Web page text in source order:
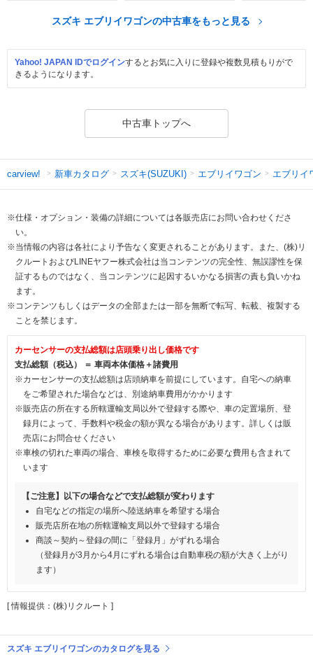
スズキ エブリイワゴンの中古車をもっと見る
Yahoo! JAPAN IDでログインするとお気に入りに登録や複数見積もりがで
きるようになります。
中古車トップへ
carview! 新車カタログ スズキ(SUZUKI) エブリイワゴン エブリイ
※仕様・オプション・装備の詳細については各販売店にお問い合わせくださ
い。
※当情報の内容は各社により予告なく変更されることがあります。また、(株)リ
クルートおよびLINEヤフー株式会社は当コンテンツの完全性、無誤謬性を保
証するものではなく、当コンテンツに起因するいかなる損害の責も負いかね
ます。
※コンテンツもしくはデータの全部または一部を無断で転写、転載、複製する
ことを禁じます。
カーセンサーの支払総額は店頭乗り出し価格です
支払総額（税込） ＝ 車両本体価格＋諸費用
※カーセンサーの支払総額は店頭納車を前提にしています。自宅への納車
をご希望された場合などは、別途納車費用がかかります
※販売店の所在する所轄運輸支局以外で登録する際や、車の定置場所、登
録月によって、手数料や税金の額が異なる場合があります。詳しくは販
売店にお問合せください
※車検の切れた車両の場合、車検を取得するために必要な費用も含まれて
います
【ご注意】以下の場合などで支払総額が変わります
自宅などの指定の場所へ陸送納車を希望する場合
販売店所在地の所轄運輸支局以外で登録する場合
商談～契約～登録の間に「登録月」がずれる場合
（登録月が3月から4月にずれる場合は自動車税の額が大きく上がり
ます）
[ 情報提供：(株)リクルート ]
スズキ エブリイワゴンのカタログを見る